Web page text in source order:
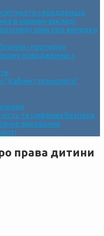
середовища.
в нашому закладі
заяв про випадки
і протидію
поводженню з
“Кабінет психолога”
та цифрова безпека
виховання
права дитини